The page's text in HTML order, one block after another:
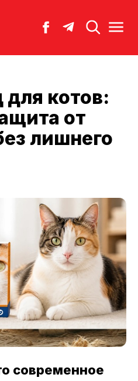
для котов:
от
лишнего
современное